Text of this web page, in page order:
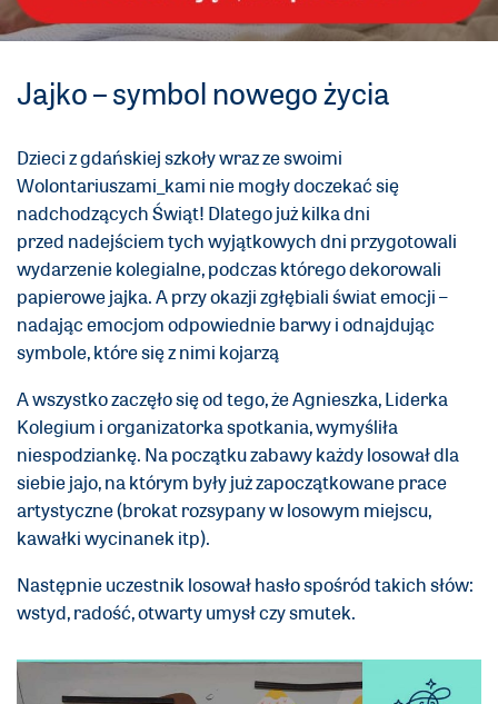
Jajko – symbol nowego życia
Dzieci z gdańskiej szkoły wraz ze swoimi
Wolontariuszami_kami nie mogły doczekać się
nadchodzących Świąt! Dlatego już kilka dni
przed nadejściem tych wyjątkowych dni przygotowali
wydarzenie kolegialne, podczas którego dekorowali
papierowe jajka. A przy okazji zgłębiali świat emocji –
nadając emocjom odpowiednie barwy i odnajdując
symbole, które się z nimi kojarzą
A wszystko zaczęło się od tego, że Agnieszka, Liderka
Kolegium i organizatorka spotkania, wymyśliła
niespodziankę. Na początku zabawy każdy losował dla
siebie jajo, na którym były już zapoczątkowane prace
artystyczne (brokat rozsypany w losowym miejscu,
kawałki wycinanek itp).
Następnie uczestnik losował hasło spośród takich słów:
wstyd, radość, otwarty umysł czy smutek.